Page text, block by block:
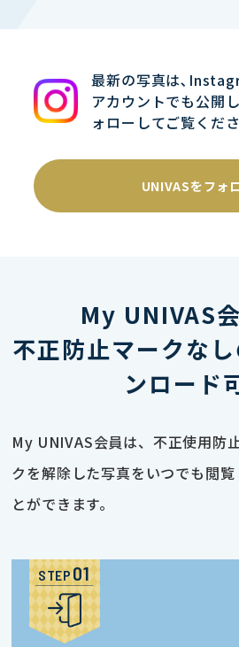
最新の写真は､
アカウントでも公開
ォローしてご覧くだ
UNIVASをフォ
My UNIVAS
不正防止マークな
ンロード
My UNIVAS会員は、不正使用防
クを解除した写真をいつでも閲
とができます。
STEP